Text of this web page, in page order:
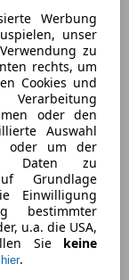
Werbung
unser
zu
rechts, um
Cookies und
oder den
Auswahl
oder um der
Daten zu
Grundlage
Einwilligung
bestimmter
u.a. die USA,
Sie keine
hier.